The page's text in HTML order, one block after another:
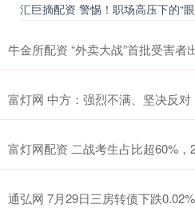
汇巨摘配资 警惕！职场高压下的“
牛金所配资 “外卖大战”首批受害者
富灯网 中方：强烈不满、坚决反对
富灯网配资 二战考生占比超60%，
通弘网 7月29日三房转债下跌